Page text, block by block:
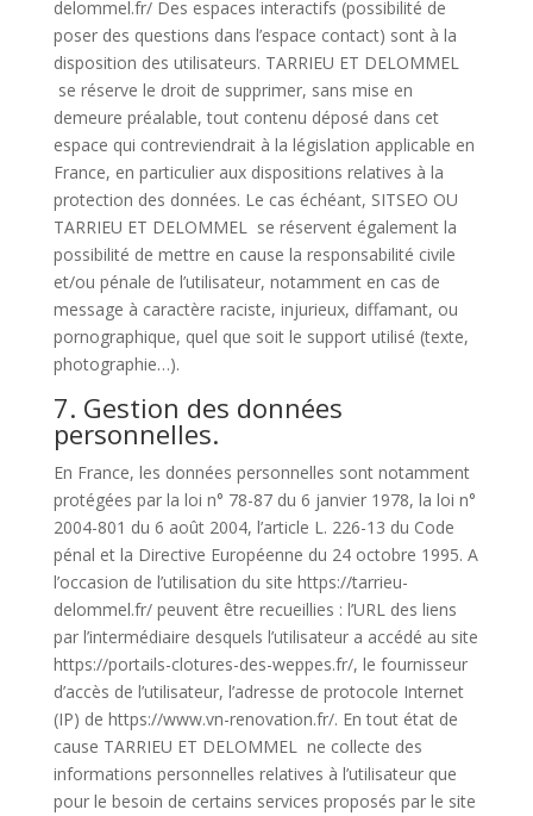
delommel.fr/ Des espaces interactifs (possibilité de
poser des questions dans l’espace contact) sont à la
disposition des utilisateurs. TARRIEU ET DELOMMEL
se réserve le droit de supprimer, sans mise en
demeure préalable, tout contenu déposé dans cet
espace qui contreviendrait à la législation applicable en
France, en particulier aux dispositions relatives à la
protection des données. Le cas échéant, SITSEO OU
TARRIEU ET DELOMMEL se réservent également la
possibilité de mettre en cause la responsabilité civile
et/ou pénale de l’utilisateur, notamment en cas de
message à caractère raciste, injurieux, diffamant, ou
pornographique, quel que soit le support utilisé (texte,
photographie…).
7. Gestion des données
personnelles.
En France, les données personnelles sont notamment
protégées par la loi n° 78-87 du 6 janvier 1978, la loi n°
2004-801 du 6 août 2004, l’article L. 226-13 du Code
pénal et la Directive Européenne du 24 octobre 1995. A
l’occasion de l’utilisation du site https://tarrieu-
delommel.fr/ peuvent être recueillies : l’URL des liens
par l’intermédiaire desquels l’utilisateur a accédé au site
https://portails-clotures-des-weppes.fr/, le fournisseur
d’accès de l’utilisateur, l’adresse de protocole Internet
(IP) de https://www.vn-renovation.fr/. En tout état de
cause TARRIEU ET DELOMMEL ne collecte des
informations personnelles relatives à l’utilisateur que
pour le besoin de certains services proposés par le site